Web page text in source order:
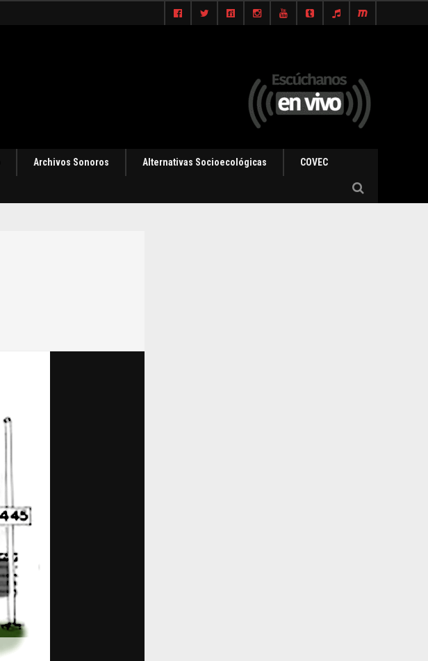
Archivos Sonoros Alternativas Socioecológicas COVEC